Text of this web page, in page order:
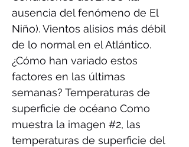
ausencia del fenómeno de El
Niño). Vientos alisios más débil
de lo normal en el Atlántico.
¿Cómo han variado estos
factores en las últimas
semanas? Temperaturas de
superficie de océano Como
muestra la imagen #2, las
temperaturas de superficie del